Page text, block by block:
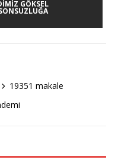
GÖKSEL
19351 makale